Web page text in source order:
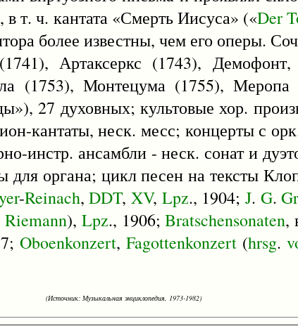
т. ч. кантата «Смерть Иисуса» («Der
более известны, чем его оперы.
Артаксеркс (1743),
(1753), Монтецума (1755),
27 духовных; культовые хор.
кантаты, неск. месс; концерты с
инстр. ансамбли - неск. сонат и
для органа; цикл песен на тексты
-Reinach,DDT, XV, Lpz., 1904; J. G.
Riemann), Lpz., 1906;Bratschensonaten,
Oboenkonzert, Fagottenkonzert(hrsg.
(Источник: Музыкальная энциклопедия, 1973-1982)